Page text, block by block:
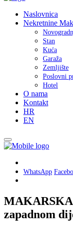
Naslovnica
Nekretnine
Stan
Kuća
Garaža
Zemljište
Poslovni
Hotel
O nama
Kontakt
HR
EN
WhatsApp
MAKARSKA
zapadnom